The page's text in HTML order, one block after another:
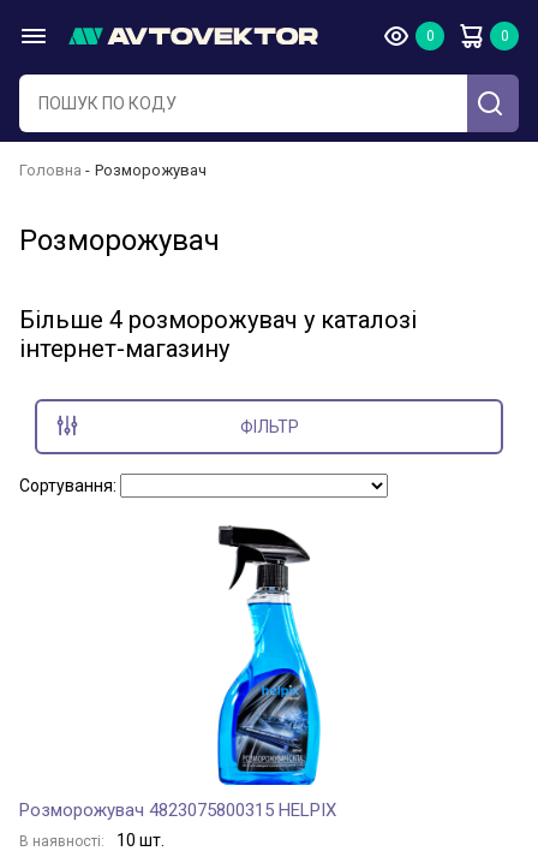
Головна Розморожувач
Розморожувач
Більше 4 розморожувач у каталозі
інтернет-магазину
ФІЛЬТР
Сортування:
Розморожувач 4823075800315 HELPIX
В наявності: 10 шт.